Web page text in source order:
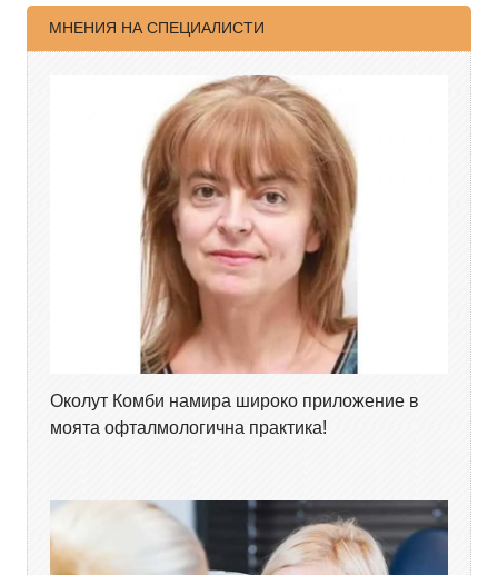
МНЕНИЯ НА СПЕЦИАЛИСТИ
Околут Комби намира широко приложение в
моята офталмологична практика!